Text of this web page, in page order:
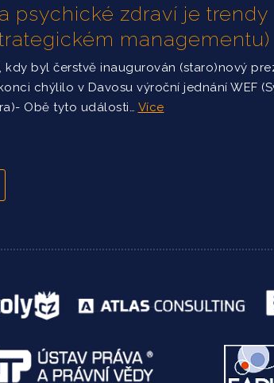
psychické zdraví je trendy
managementu)
kdy byl čerstvě inaugurován (staro)nový
chýlilo v Davosu výroční jednání WEF
Obě tyto události… Více